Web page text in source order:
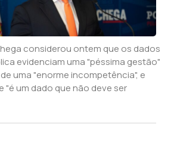
considerou ontem que os dados
evidenciam uma "péssima gestão"
uma "enorme incompetência", e
"é um dado que não deve ser